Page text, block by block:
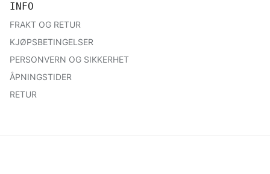
INFO
FRAKT OG RETUR
KJØPSBETINGELSER
PERSONVERN OG SIKKERHET
ÅPNINGSTIDER
RETUR